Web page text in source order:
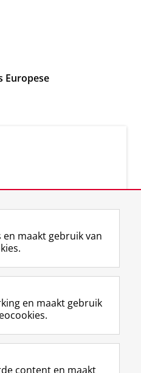
Europese
F
a
e
b
o
p
L
i
k
e
I
-
R
S
-
f
e
R
I
n
t
r
m
Y
o
T
e
k
maakt gebruik van
en maakt gebruik
content en maakt